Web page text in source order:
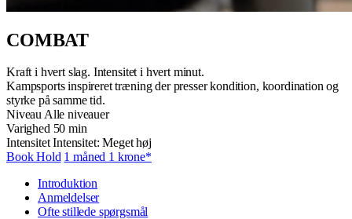
COMBAT
Kraft i hvert slag. Intensitet i hvert minut.
Kampsports inspireret træning der presser kondition, koordination og
styrke på samme tid.
Niveau Alle niveauer
Varighed 50 min
Intensitet Intensitet: Meget høj
Book Hold 1 måned 1 krone*
Introduktion
Anmeldelser
Ofte stillede spørgsmål